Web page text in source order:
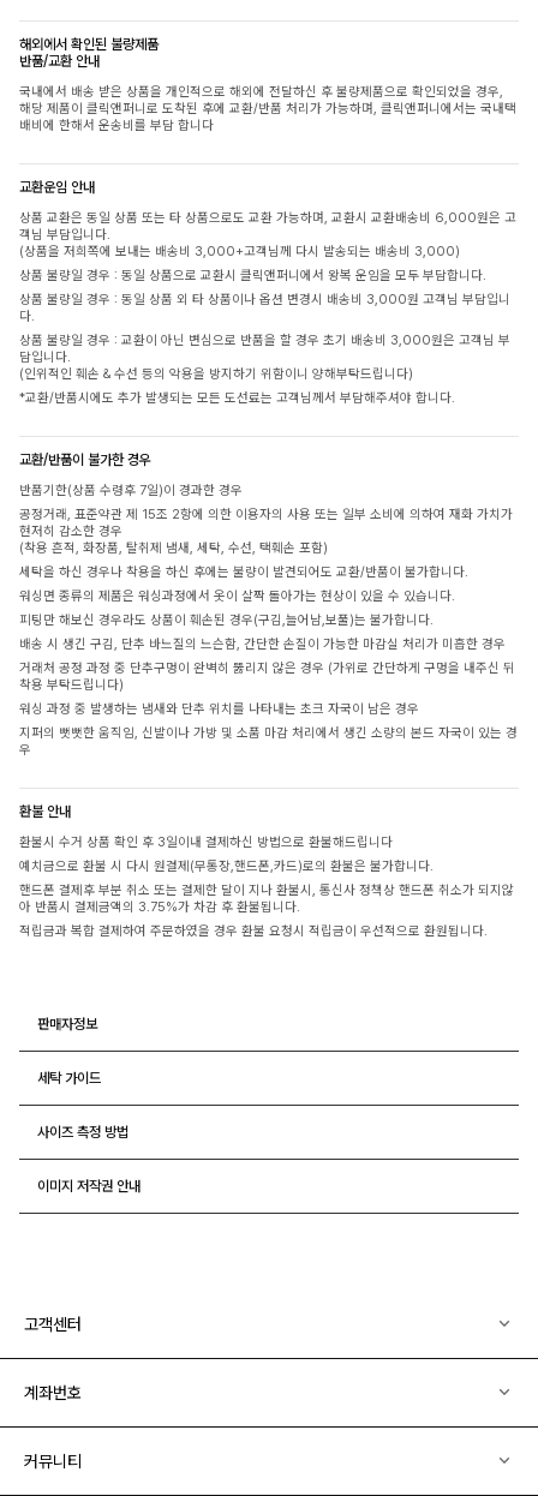
해외에서 확인된 불량제품
반품/교환 안내
국내에서 배송 받은 상품을 개인적으로 해외에 전달하신 후 불량제품으로 확인되었을 경우,
해당 제품이 클릭앤퍼니로 도착된 후에 교환/반품 처리가 가능하며, 클릭앤퍼니에서는 국내택
배비에 한해서 운송비를 부담 합니다
교환운임 안내
상품 교환은 동일 상품 또는 타 상품으로도 교환 가능하며, 교환시 교환배송비 6,000원은 고
객님 부담입니다.
(상품을 저희쪽에 보내는 배송비 3,000+고객님께 다시 발송되는 배송비 3,000)
상품 불량일 경우 : 동일 상품으로 교환시 클릭앤퍼니에서 왕복 운임을 모두 부담합니다.
상품 불량일 경우 : 동일 상품 외 타 상품이나 옵션 변경시 배송비 3,000원 고객님 부담입니
다.
상품 불량일 경우 : 교환이 아닌 변심으로 반품을 할 경우 초기 배송비 3,000원은 고객님 부
담입니다.
(인위적인 훼손 & 수선 등의 악용을 방지하기 위함이니 양해부탁드립니다)
*교환/반품시에도 추가 발생되는 모든 도선료는 고객님께서 부담해주셔야 합니다.
교환/반품이 불가한 경우
반품기한(상품 수령후 7일)이 경과한 경우
공정거래, 표준약관 제 15조 2항에 의한 이용자의 사용 또는 일부 소비에 의하여 재화 가치가
현저히 감소한 경우
(착용 흔적, 화장품, 탈취제 냄새, 세탁, 수선, 택훼손 포함)
세탁을 하신 경우나 착용을 하신 후에는 불량이 발견되어도 교환/반품이 불가합니다.
워싱면 종류의 제품은 워싱과정에서 옷이 살짝 돌아가는 현상이 있을 수 있습니다.
피팅만 해보신 경우라도 상품이 훼손된 경우(구김,늘어남,보풀)는 불가합니다.
배송 시 생긴 구김, 단추 바느질의 느슨함, 간단한 손질이 가능한 마감실 처리가 미흡한 경우
거래처 공정 과정 중 단추구멍이 완벽히 뚫리지 않은 경우 (가위로 간단하게 구멍을 내주신 뒤
착용 부탁드립니다)
워싱 과정 중 발생하는 냄새와 단추 위치를 나타내는 초크 자국이 남은 경우
지퍼의 뻣뻣한 움직임, 신발이나 가방 및 소품 마감 처리에서 생긴 소량의 본드 자국이 있는 경
우
환불 안내
환불시 수거 상품 확인 후 3일이내 결제하신 방법으로 환불해드립니다
예치금으로 환불 시 다시 원결제(무통장,핸드폰,카드)로의 환불은 불가합니다.
핸드폰 결제후 부분 취소 또는 결제한 달이 지나 환불시, 통신사 정책상 핸드폰 취소가 되지않
아 반품시 결제금액의 3.75%가 차감 후 환불됩니다.
적립금과 복합 결제하여 주문하였을 경우 환불 요청시 적립금이 우선적으로 환원됩니다.
판매자정보
세탁 가이드
사이즈 측정 방법
이미지 저작권 안내
고객센터
계좌번호
커뮤니티